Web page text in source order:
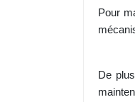
Pour
De